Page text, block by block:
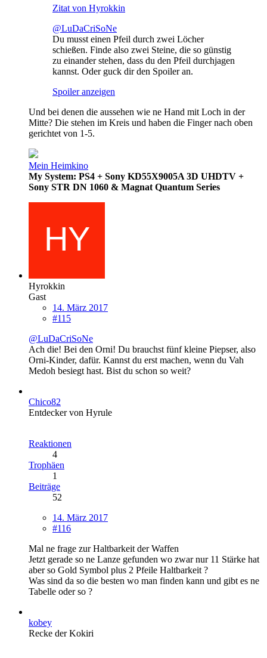
Zitat von Hyrokkin
@LuDaCriSoNe
Du musst einen Pfeil durch zwei Löcher
schießen. Finde also zwei Steine, die so günstig
zu einander stehen, dass du den Pfeil durchjagen
kannst. Oder guck dir den Spoiler an.
Spoiler anzeigen
Und bei denen die aussehen wie ne Hand mit Loch in der
Mitte? Die stehen im Kreis und haben die Finger nach oben
gerichtet von 1-5.
Mein Heimkino
My System: PS4 + Sony KD55X9005A 3D UHDTV +
Sony STR DN 1060 & Magnat Quantum Series
Hyrokkin
Gast
14. März 2017
#115
@LuDaCriSoNe
Ach die! Bei den Orni! Du brauchst fünf kleine Piepser, also
Orni-Kinder, dafür. Kannst du erst machen, wenn du Vah
Medoh besiegt hast. Bist du schon so weit?
Chico82
Entdecker von Hyrule
Reaktionen
4
Trophäen
1
Beiträge
52
14. März 2017
#116
Mal ne frage zur Haltbarkeit der Waffen
Jetzt gerade so ne Lanze gefunden wo zwar nur 11 Stärke hat
aber so Gold Symbol plus 2 Pfeile Haltbarkeit ?
Was sind da so die besten wo man finden kann und gibt es ne
Tabelle oder so ?
kobey
Recke der Kokiri